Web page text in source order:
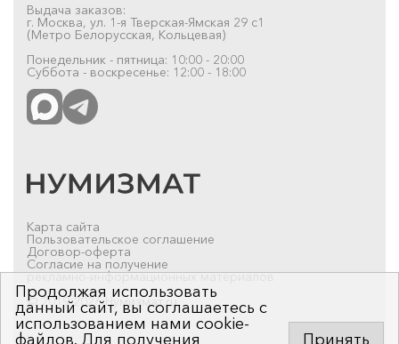
Выдача заказов:
г. Москва, ул. 1-я Тверская-Ямская 29 с1
(Метро Белорусская, Кольцевая)
Понедельник - пятница: 10:00 - 20:00
Суббота - воскресенье: 12:00 - 18:00
Карта сайта
Пользовательское соглашение
Договор-оферта
Согласие на получение
рекламно-информационных материалов
© 2019-2026 Нумизмат.ru
Продолжая использовать
данный сайт, вы соглашаетесь с
использованием нами cookie-
файлов. Для получения
Принять